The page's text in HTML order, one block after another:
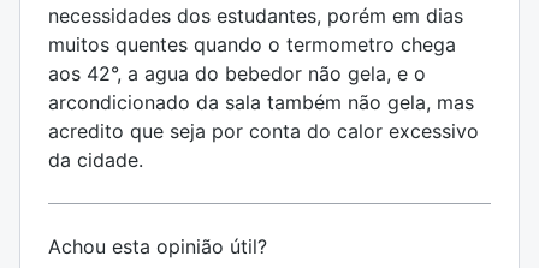
necessidades dos estudantes, porém em dias
muitos quentes quando o termometro chega
aos 42°, a agua do bebedor não gela, e o
arcondicionado da sala também não gela, mas
acredito que seja por conta do calor excessivo
da cidade.
Achou esta opinião útil?